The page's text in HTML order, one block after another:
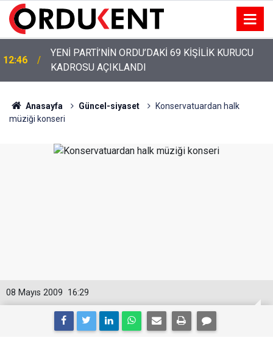
12:46
YENİ PARTİ’NİN ORDU’DAKİ 69 KİŞİLİK KURUCU
KADROSU AÇIKLANDI
Anasayfa Güncel-siyaset
Konservatuardan halk
müziği konseri
16:29
08 Mayıs 2009